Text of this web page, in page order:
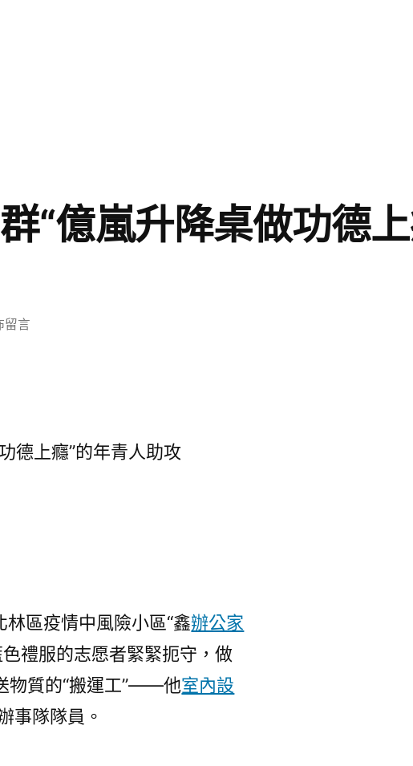
“億嵐升降桌做功德
留言
德上癮”的年青人助攻
區疫情中風險小區“鑫辦公家
禮服的志愿者緊緊扼守，做
物質的“搬運工”——他室內設
事隊隊員。